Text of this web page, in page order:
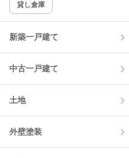
該当件数:
貸し倉庫
新築一戸建て
中古一戸建て
土地
外壁塗装